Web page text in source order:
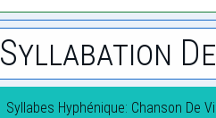
Syllabation
Syllabes Hyphénique: Chanson De